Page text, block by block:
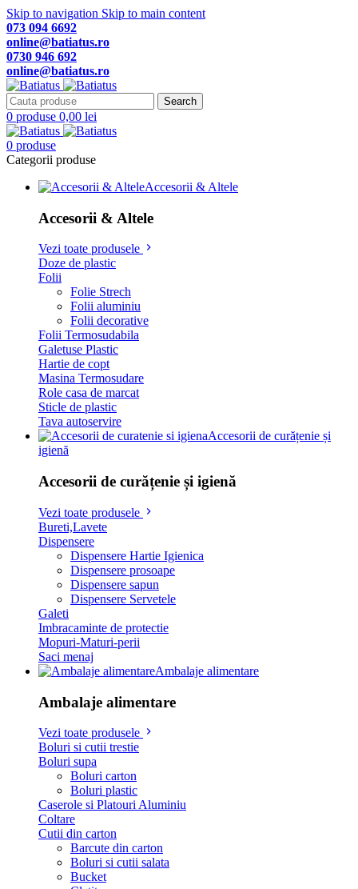
Skip to navigation Skip to main content
073 094 6692
online@batiatus.ro
0730 946 692
online@batiatus.ro
Search
0 produse 0,00 lei
0 produse
Categorii produse
Accesorii & Altele
Accesorii & Altele
Vezi toate produsele
Doze de plastic
Folii
Folie Strech
Folii aluminiu
Folii decorative
Folii Termosudabila
Galetuse Plastic
Hartie de copt
Masina Termosudare
Role casa de marcat
Sticle de plastic
Tava autoservire
Accesorii de curățenie și
igienă
Accesorii de curățenie și igienă
Vezi toate produsele
Bureti,Lavete
Dispensere
Dispensere Hartie Igienica
Dispensere prosoape
Dispensere sapun
Dispensere Servetele
Galeti
Imbracaminte de protectie
Mopuri-Maturi-perii
Saci menaj
Ambalaje alimentare
Ambalaje alimentare
Vezi toate produsele
Boluri si cutii trestie
Boluri supa
Boluri carton
Boluri plastic
Caserole si Platouri Aluminiu
Coltare
Cutii din carton
Barcute din carton
Boluri si cutii salata
Bucket